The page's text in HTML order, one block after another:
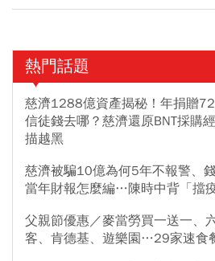
熱門話題
慈濟1288億資產揭秘！年捐贈
信徒錢去哪？慈濟還原BNT採購
描越黑
慈濟被騙10億為何5年不報警、
當年財報怎麼編…陳時中背「擋
父親節優惠／麥當勞買一送一、
客、肯德基、遊樂園…29家速食